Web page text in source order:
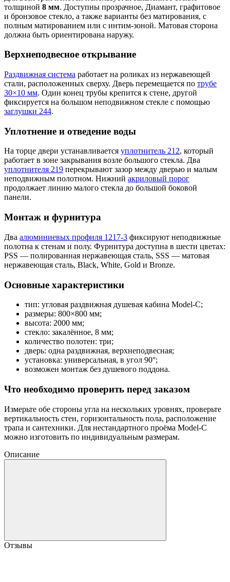
толщиной 8 мм. Доступны прозрачное, Диамант, графитовое
и бронзовое стекло, а также варианты без матирования, с
полным матированием или с интим-зоной. Матовая сторона
должна быть ориентирована наружу.
Верхнеподвесное открывание
Раздвижная система работает на роликах из нержавеющей
стали, расположенных сверху. Дверь перемещается по трубе
30×10 мм. Один конец трубы крепится к стене, другой
фиксируется на большом неподвижном стекле с помощью
заглушки 244.
Уплотнение и отведение воды
На торце двери устанавливается уплотнитель 212, который
работает в зоне закрывания возле большого стекла. Два
уплотнителя 219 перекрывают зазор между дверью и малым
неподвижным полотном. Нижний акриловый порог
продолжает линию малого стекла до большой боковой
панели.
Монтаж и фурнитура
Два алюминиевых профиля 1217-3 фиксируют неподвижные
полотна к стенам и полу. Фурнитура доступна в шести цветах:
PSS — полированная нержавеющая сталь, SSS — матовая
нержавеющая сталь, Black, White, Gold и Bronze.
Основные характеристики
тип: угловая раздвижная душевая кабина Model-C;
размеры: 800×800 мм;
высота: 2000 мм;
стекло: закалённое, 8 мм;
количество полотен: три;
дверь: одна раздвижная, верхнеподвесная;
установка: универсальная, в угол 90°;
возможен монтаж без душевого поддона.
Что необходимо проверить перед заказом
Измерьте обе стороны угла на нескольких уровнях, проверьте
вертикальность стен, горизонтальность пола, расположение
трапа и сантехники. Для нестандартного проёма Model-C
можно изготовить по индивидуальным размерам.
Описание
Отзывы